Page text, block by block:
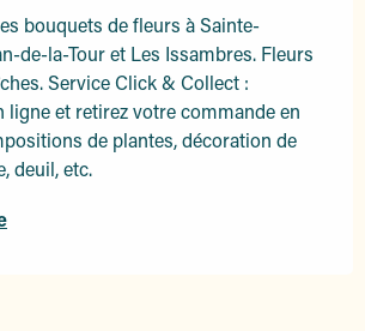
bouquets de fleurs à Sainte-
de-la-Tour et Les Issambres. Fleurs
Service Click & Collect :
ligne et retirez votre commande en
de plantes, décoration de
deuil, etc.